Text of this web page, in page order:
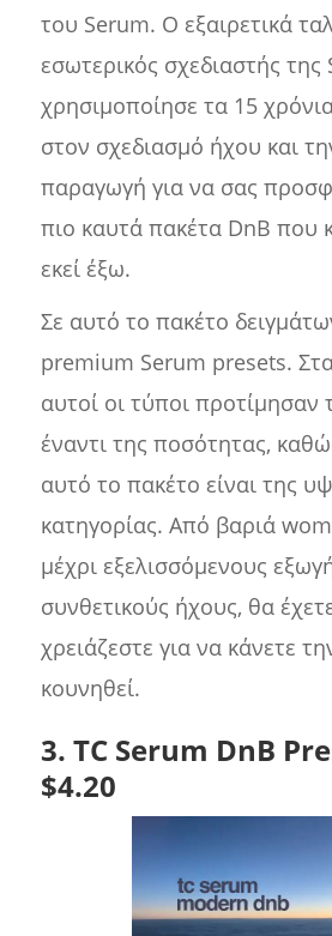
του Serum. Ο εξαιρετικά
εσωτερικός σχεδιαστής
χρησιμοποίησε τα 15
στον σχεδιασμό ήχου και
παραγωγή για να σας
πιο καυτά πακέτα DnB που
εκεί έξω.
Σε αυτό το πακέτο
premium Serum presets.
αυτοί οι τύποι προτίμησαν
έναντι της ποσότητας,
αυτό το πακέτο είναι της
κατηγορίας. Από βαριά
μέχρι εξελισσόμενους
συνθετικούς ήχους, θα
χρειάζεστε για να κάνετε
κουνηθεί.
3. TC Serum DnB
$4.20